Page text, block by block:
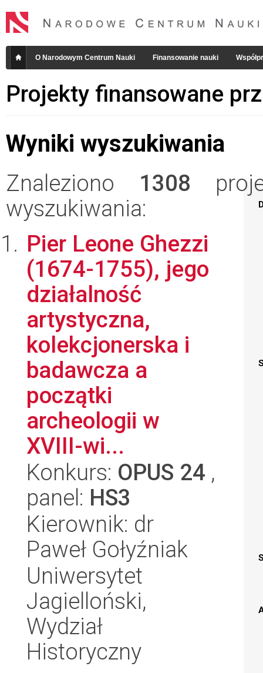
O Narodowym Centrum Nauki Finansowanie nauki
Projekty finansowane
Wyniki wyszukiwania
Znaleziono 1308
wyszukiwania:
Pier Leone Ghezzi
(1674-1755), jego
działalność
artystyczna,
kolekcjonerska i
badawcza a
początki
archeologii w
XVIII-wi...
Konkurs: OPUS 24 ,
panel: HS3
Kierownik: dr
Paweł Gołyźniak
Uniwersytet
Jagielloński,
Wydział
Historyczny